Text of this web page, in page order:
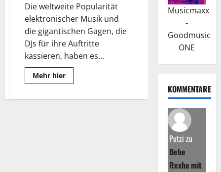
Die weltweite Popularität
elektronischer Musik und
die gigantischen Gagen, die
DJs für ihre Auftritte
kassieren, haben es...
Mehr hierRead
more
sind
Musicmaxx
-
Goodmusic
ONE
KOMMENTARE
Putzi zu
Bebe
Rexha mit